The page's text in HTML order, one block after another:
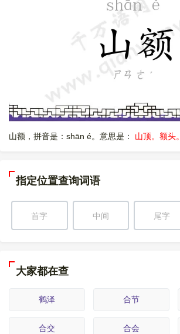
山额，拼音是：shān é。意思是： 山顶。额头。
指定位置查询词语
大家都在查
鹤泽 合节
合交 合会